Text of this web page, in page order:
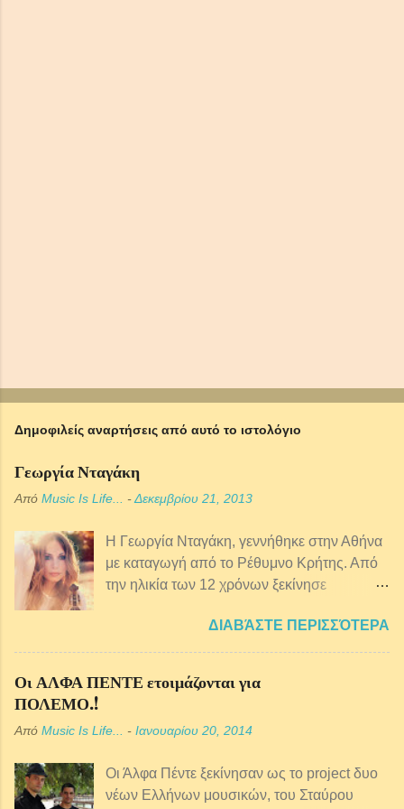
Δημοφιλείς αναρτήσεις από αυτό το ιστολόγιο
Γεωργία Νταγάκη
Από Music Is Life... -Δεκεμβρίου 21, 2013
Η Γεωργία Νταγάκη, γεννήθηκε στην Αθήνα
με καταγωγή από τo Ρέθυμνο Κρήτης. Από
την ηλικία των 12 χρόνων ξεκίνησε
ξεκίνησε πιάνο, φωνητική, θεωρία και
αρμονία της μουσικής. Από αρκετά μικρή
μουσική και έχει συνεργαστεί με πολλούς
ερμηνευτές της έντεχνης σκηνής, μια και το
πολλές και αξιόλογες συνεργασίες, με
σπουδαίους καλλιτέχνες όπως ο Βασίλης
ΔΙΑΒΆΣΤΕ ΠΕΡΙΣΣΌΤΕΡΑ
Οι ΑΛΦΑ ΠΕΝΤΕ ετοιμάζονται για
ΠΟΛΕΜΟ.!
Από Music Is Life... - Ιανουαρίου 20, 2014
Οι Άλφα Πέντε ξεκίνησαν ως το project δυο
νέων Ελλήνων μουσικών, του Σταύρου